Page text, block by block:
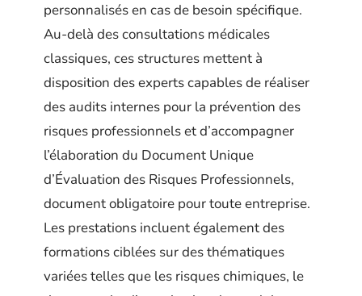
personnalisés en cas de besoin spécifique.
Au-delà des consultations médicales
classiques, ces structures mettent à
disposition des experts capables de réaliser
des audits internes pour la prévention des
risques professionnels et d’accompagner
l’élaboration du Document Unique
d’Évaluation des Risques Professionnels,
document obligatoire pour toute entreprise.
Les prestations incluent également des
formations ciblées sur des thématiques
variées telles que les risques chimiques, le